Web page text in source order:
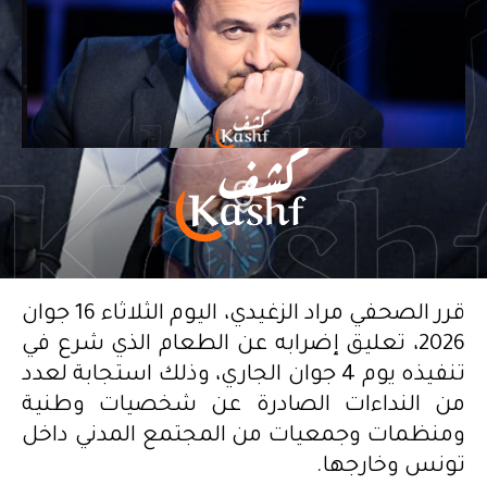
قرر الصحفي مراد الزغيدي، اليوم الثلاثاء 16 جوان
2026، تعليق إضرابه عن الطعام الذي شرع في
تنفيذه يوم 4 جوان الجاري، وذلك استجابة لعدد
من النداءات الصادرة عن شخصيات وطنية
ومنظمات وجمعيات من المجتمع المدني داخل
تونس وخارجها.